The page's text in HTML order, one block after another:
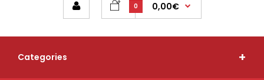
0 0,00€
Categories